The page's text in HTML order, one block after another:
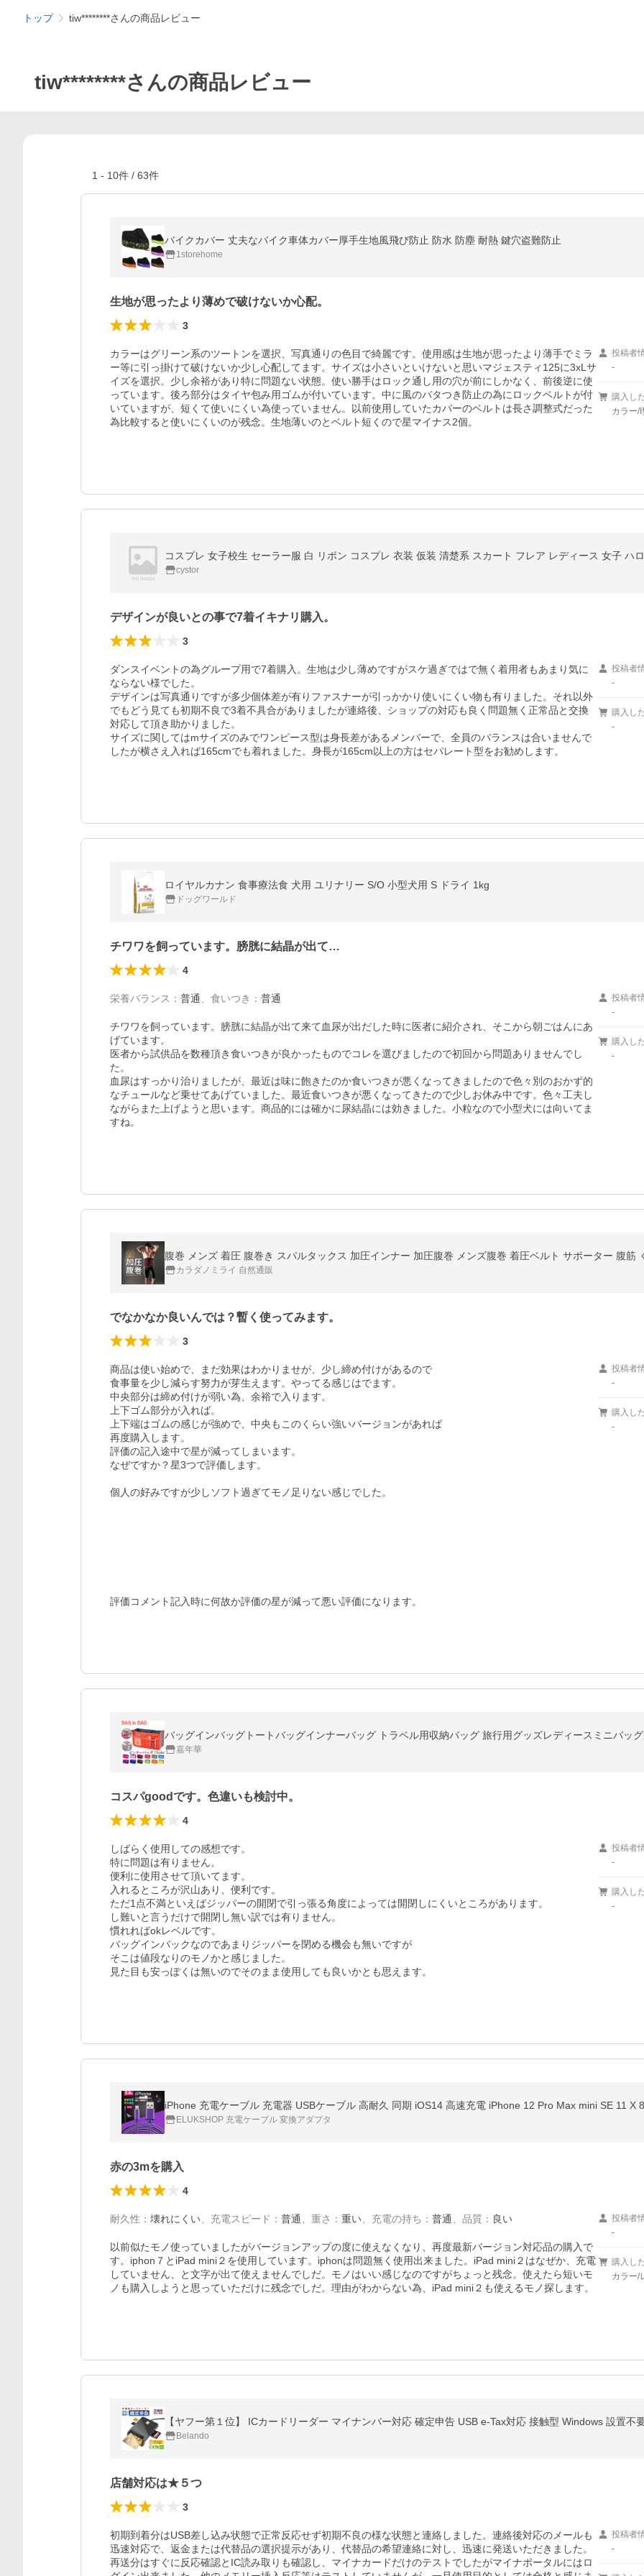
トップ tiw********さんの商品レビュー
tiw********さんの商品レビュー
1 - 10件 / 63件
バイクカバー 丈夫なバイク車体カバー厚手生地風飛び防止 防水 防塵 耐熱 鍵穴盗難防止
1storehome
生地が思ったより薄めで破けないか心配。
3
カラーはグリーン系のツートンを選択、写真通りの色目で綺麗です。使用感は生地が思ったより薄手でミラ
ー等に引っ掛けて破けないか少し心配してます。サイズは小さいといけないと思いマジェスティ125に3xLサ
イズを選択。少し余裕があり特に問題ない状態。使い勝手はロック通し用の穴が前にしかなく、前後逆に使
っています。後ろ部分はタイヤ包み用ゴムが付いています。中に風のバタつき防止の為にロックベルトが付
いていますが、短くて使いにくい為使っていません。以前使用していたカバーのベルトは長さ調整式だった
為比較すると使いにくいのが残念。生地薄いのとベルト短くので星マイナス2個。
投稿者
-
購入し
カラー/I
コスプレ 女子校生 セーラー服 白 リボン コスプレ 衣装 仮装 清楚系 スカート フレア レディース 女子 ハ
cystor
デザインが良いとの事で7着イキナリ購入。
3
ダンスイベントの為グループ用で7着購入。生地は少し薄めですがスケ過ぎではで無く着用者もあまり気に
ならない様でした。
デザインは写真通りですが多少個体差が有りファスナーが引っかかり使いにくい物も有りました。それ以外
でもどう見ても初期不良で3着不具合がありましたが連絡後、ショップの対応も良く問題無く正常品と交換
対応して頂き助かりました。
サイズに関してはmサイズのみでワンピース型は身長差があるメンバーで、全員のバランスは合いませんで
したが横さえ入れば165cmでも着れました。身長が165cm以上の方はセパレート型をお勧めします。
投稿者
-
購入し
-
ロイヤルカナン 食事療法食 犬用 ユリナリー S/O 小型犬用 S ドライ 1kg
ドッグワールド
チワワを飼っています。膀胱に結晶が出て…
4
栄養バランス ： 普通 食いつき ： 普通
チワワを飼っています。膀胱に結晶が出て来て血尿が出だした時に医者に紹介され、そこから朝ごはんにあ
げています。
医者から試供品を数種頂き食いつきが良かったものでコレを選びましたので初回から問題ありませんでし
た。
血尿はすっかり治りましたが、最近は味に飽きたのか食いつきが悪くなってきましたので色々別のおかず的
なチュールなど乗せてあげていました。最近食いつきが悪くなってきたので少しお休み中です。色々工夫し
ながらまた上げようと思います。商品的には確かに尿結晶には効きました。小粒なので小型犬には向いてま
すね。
投稿者
-
購入し
-
カラダノミライ 自然通販
でなかなか良いんでは？暫く使ってみます。
3
商品は使い始めで、まだ効果はわかりませが、少し締め付けがあるので
食事量を少し減らす努力が芽生えます。やってる感じはでます。
中央部分は締め付けが弱い為、余裕で入ります。
上下ゴム部分が入れば。
上下端はゴムの感じが強めで、中央もこのくらい強いバージョンがあれば
再度購入します。
評価の記入途中で星が減ってしまいます。
なぜですか？星3つで評価します。
個人の好みですが少しソフト過ぎてモノ足りない感じでした。
評価コメント記入時に何故か評価の星が減って悪い評価になります。
投稿者
-
購入し
-
嘉年華
コスパgoodです。色違いも検討中。
4
しばらく使用しての感想です。
特に問題は有りません。
便利に使用させて頂いてます。
入れるところが沢山あり、便利です。
ただ1点不満といえばジッパーの開閉で引っ張る角度によっては開閉しにくいところがあります。
し難いと言うだけで開閉し無い訳では有りません。
慣れればokレベルです。
バッグインバックなのであまりジッパーを閉める機会も無いですが
そこは値段なりのモノかと感じました。
見た目も安っぽくは無いのでそのまま使用しても良いかとも思えます。
投稿者
-
購入し
-
iPhone 充電ケーブル 充電器 USBケーブル 高耐久 同期 iOS14 高速充電 iPhone 12 Pro Max mini SE 11 X
ELUKSHOP 充電ケーブル 変換アダプタ
赤の3mを購入
4
耐久性 ： 壊れにくい 充電スピード ： 普通 重さ ： 重い 充電の持ち ： 普通 品質 ： 良い
以前似たモノ使っていましたがバージョンアップの度に使えなくなり、再度最新バージョン対応品の購入で
す。iphon７とiPad mini２を使用しています。iphonは問題無く使用出来ました。iPad mini２はなぜか、充電
していません、と文字が出て使えませんでしだ。モノはいい感じなのですがちょっと残念。使えたら短いモ
ノも購入しようと思っていただけに残念でしだ。理由がわからない為、iPad mini２も使えるモノ探します。
投稿者
-
購入し
カラー/
Belando
店舗対応は★５つ
3
初期到着分はUSB差し込み状態で正常反応せず初期不良の様な状態と連絡しました。連絡後対応のメールも
迅速対応で、返金または代替品の選択提示があり、代替品の希望連絡に対し、迅速に発送いただきました。
再送分はすぐに反応確認とIC読み取りも確認し、マイナカードだけのテストでしたがマイナポータルにはロ
投稿者
-